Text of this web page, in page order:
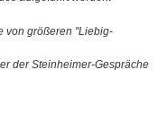
von größeren "Liebig-
der Steinheimer-Gespräche